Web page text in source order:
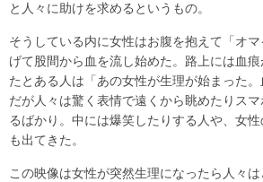
と人々に助けを求めるというもの。
そうしている内に女性はお腹を抱えて「オ
げて股間から血を流し始めた。路上には血
たとある人は「あの女性が生理が始まった
だが人々は驚く表情で遠くから眺めたりス
るばかり。中には爆笑したりする人や、女
も出てきた。
この映像は女性が突然生理になったら人々